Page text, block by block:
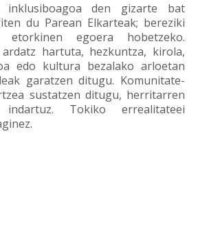
inklusiboagoa den gizarte bat
du Parean Elkarteak; bereziki
etorkinen egoera hobetzeko.
hartuta, hezkuntza, kirola,
edo kultura bezalako arloetan
garatzen ditugu. Komunitate-
sustatzen ditugu, herritarren
Tokiko errealitateei